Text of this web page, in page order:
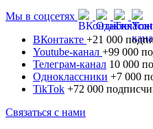
Мы в соцсетях
ВКонтакте +21 000
Youtube-канал +99 000
Телеграм-канал 10 000
Одноклассники +7 000
TikTok +72 000
Связаться с нами